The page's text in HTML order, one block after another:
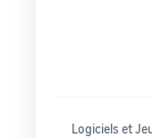
Logiciels et